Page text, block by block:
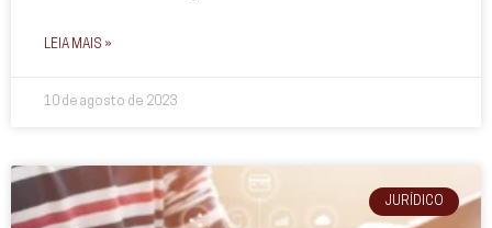
LEIA MAIS »
10 de agosto de 2023
JURÍDICO